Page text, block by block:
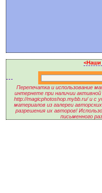
<Наши
Перепечатка и использование
интернете при наличии
http://magicphotoshop.mybb.ru/ и с
материалов из галереи
разрешения их авторов!
письменного